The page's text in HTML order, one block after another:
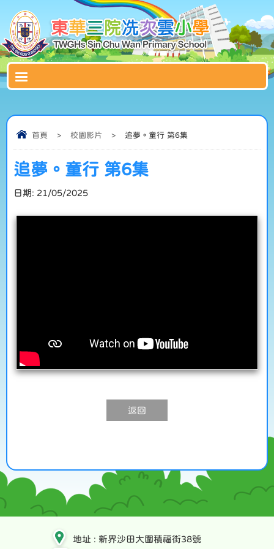
首頁 > 校園影片 > 追夢。童行 第6集
追夢。童行 第6集
日期: 21/05/2025
返回
地址 : 新界沙田大圍積福街38號